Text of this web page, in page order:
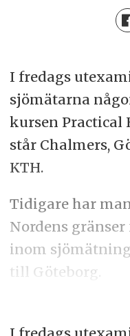
I fredags
sjömätarna
kursen Practical
står Chalmers,
KTH.
Tidigare har
Nordens
inom
till Göteborg.